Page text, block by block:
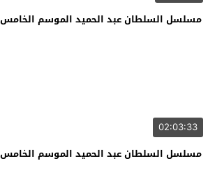
مسلسل السلطان عبد الحميد الموسم الخامس
02:03:33
مسلسل السلطان عبد الحميد الموسم الخامس